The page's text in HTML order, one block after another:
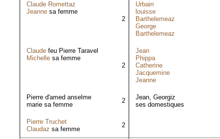
Claude Romettaz
Jeanne sa femme
2
Urbain
louisse
Barthelemeaz
George
Barthelemeaz
Claude feu Pierre Taravel
Michelle sa femme
2
Jean
Phippa
Catherine
Jacquemine
Jeanne
Pierre d'amed anselme
marie sa femme
2
Jean, Georgiz
ses domestiques
Pierre Truchet
Claudaz sa femme
2